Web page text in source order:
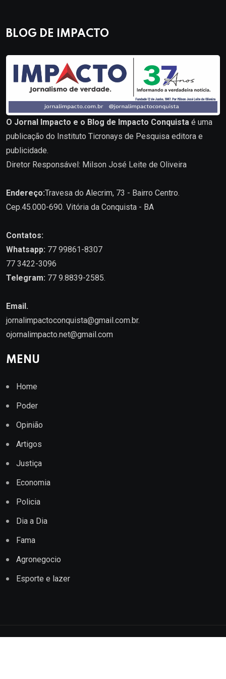
BLOG DE IMPACTO
O Jornal Impacto e o Blog de Impacto Conquista é uma
publicação do Instituto Ticronays de Pesquisa editora e
publicidade.
Diretor Responsável: Milson José Leite de Oliveira
Endereço:Travesa do Alecrim, 73 - Bairro Centro.
Cep.45.000-690. Vitória da Conquista - BA
Contatos:
Whatsapp: 77 99861-8307
77 3422-3096
Telegram: 77 9.8839-2585.
Email.
jornalimpactoconquista@gmail.com.br.
ojornalimpacto.net@gmail.com
MENU
Home
Poder
Opinião
Artigos
Justiça
Economia
Policia
Dia a Dia
Fama
Agronegocio
Esporte e lazer